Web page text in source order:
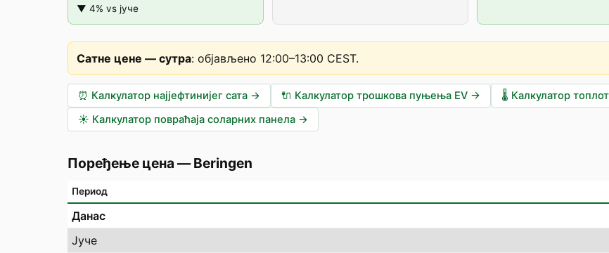
▼ 4% vs јуче
Сатне цене — сутра: објављено 12:00–13:00 CEST.
⏰ Калкулатор најјефтинијег сата → 🔌 Калкулатор трошкова пуњења EV → 🌡️ Калкулатор
☀️ Калкулатор повраћаја соларних панела →
Поређење цена —Beringen
Период
Данас
Јуче